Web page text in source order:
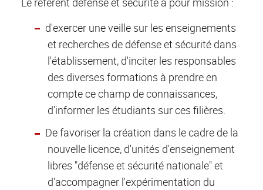
d'exercer une veille sur les enseignements
et recherches de défense et sécurité dans
l'établissement, d'inciter les responsables
des diverses formations à prendre en
compte ce champ de connaissances,
d'informer les étudiants sur ces filières.
De favoriser la création dans le cadre de la
nouvelle licence, d'unités d'enseignement
libres "défense et sécurité nationale" et
d'accompagner l'expérimentation du